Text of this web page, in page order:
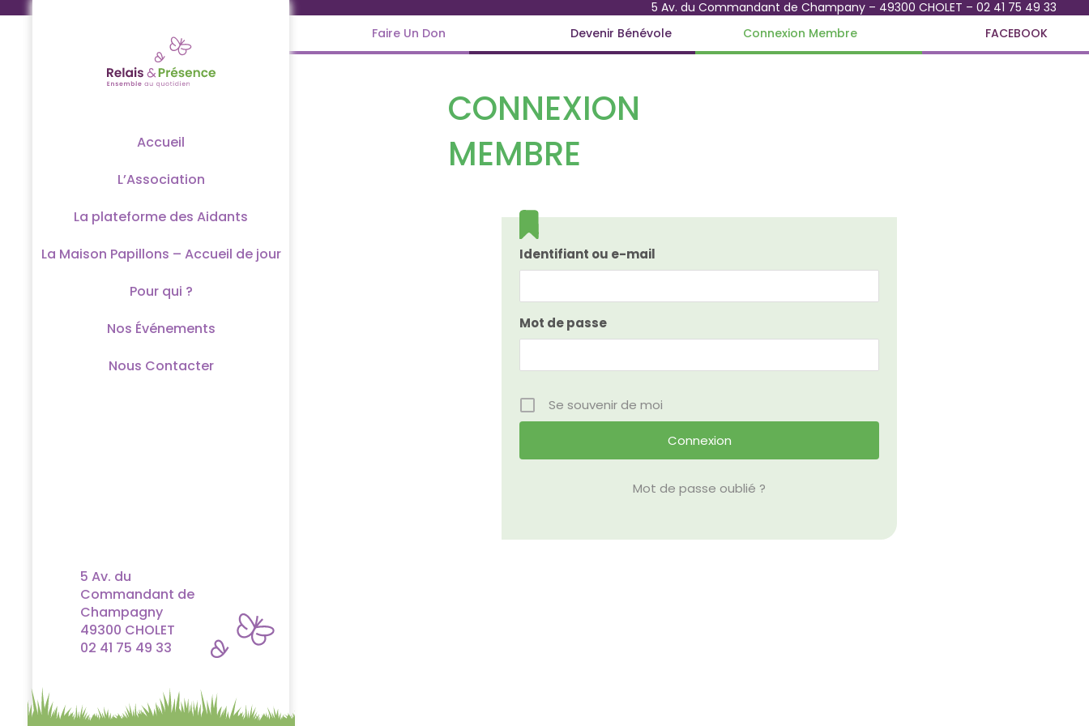
Passer
Accueil
L’Association
La plateforme des Aidants
La Maison Papillons – Accueil de jour
Pour qui ?
Nos Événements
Nous Contacter
5 Av. du
Commandant de
Champagny
49300 CHOLET
02 41 75 49 33
5 Av. du Commandant de Champany – 49300 CHOLET – 02 41 75 49 33
Faire Un Don
Devenir Bénévole Connexion Membre FACEBOOK
CONNEXION
MEMBRE
Identifiant ou e-mail
Mot de passe
Se souvenir de moi
Mot de passe oublié ?